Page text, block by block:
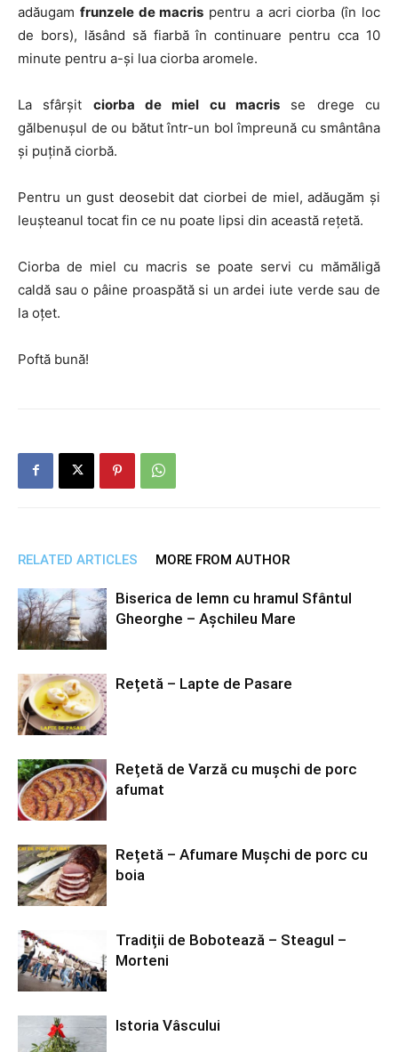
adăugam frunzele de macris pentru a acri ciorba (în loc
de bors), lăsând să fiarbă în continuare pentru cca 10
minute pentru a-și lua ciorba aromele.
La sfârșit ciorba de miel cu macris se drege cu
gălbenușul de ou bătut într-un bol împreună cu smântâna
și puțină ciorbă.
Pentru un gust deosebit dat ciorbei de miel, adăugăm și
leușteanul tocat fin ce nu poate lipsi din această rețetă.
Ciorba de miel cu macris se poate servi cu mămăligă
caldă sau o pâine proaspătă si un ardei iute verde sau de
la oțet.
Poftă bună!
RELATED ARTICLES MORE FROM AUTHOR
Biserica de lemn cu hramul Sfântul
Gheorghe – Așchileu Mare
Rețetă – Lapte de Pasare
Rețetă de Varză cu mușchi de porc
afumat
Rețetă – Afumare Mușchi de porc cu
boia
Tradiții de Bobotează – Steagul –
Morteni
Istoria Vâscului